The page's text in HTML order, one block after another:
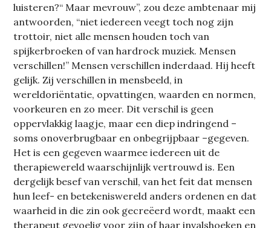
luisteren?“ Maar mevrouw”, zou deze ambtenaar mij
antwoorden, “niet iedereen veegt toch nog zijn
trottoir, niet alle mensen houden toch van
spijkerbroeken of van hardrock muziek. Mensen
verschillen!” Mensen verschillen inderdaad. Hij heeft
gelijk. Zij verschillen in mensbeeld, in
wereldoriëntatie, opvattingen, waarden en normen,
voorkeuren en zo meer. Dit verschil is geen
oppervlakkig laagje, maar een diep indringend –
soms onoverbrugbaar en onbegrijpbaar –gegeven.
Het is een gegeven waarmee iedereen uit de
therapiewereld waarschijnlijk vertrouwd is. Een
dergelijk besef van verschil, van het feit dat mensen
hun leef- en betekeniswereld anders ordenen en dat
waarheid in die zin ook gecreëerd wordt, maakt een
therapeut gevoelig voor zijn of haar invalshoeken en